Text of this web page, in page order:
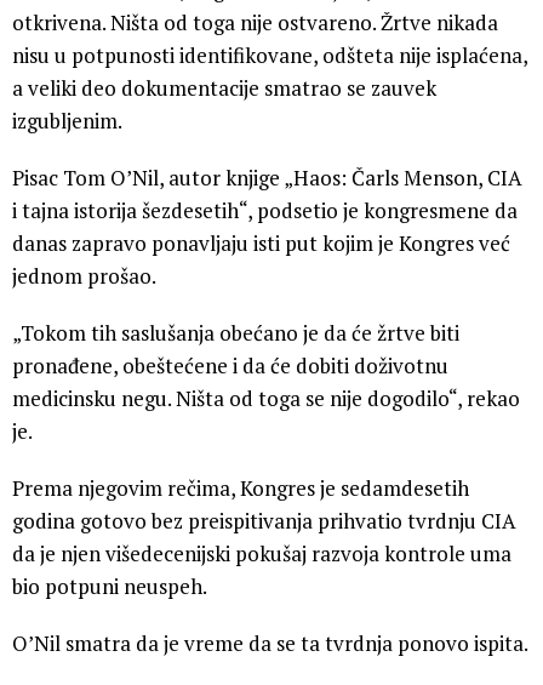
otkrivena. Ništa od toga nije ostvareno. Žrtve nikada
nisu u potpunosti identifikovane, odšteta nije isplaćena,
a veliki deo dokumentacije smatrao se zauvek
izgubljenim.
Pisac Tom O’Nil, autor knjige „Haos: Čarls Menson, CIA
i tajna istorija šezdesetih“, podsetio je kongresmene da
danas zapravo ponavljaju isti put kojim je Kongres već
jednom prošao.
„Tokom tih saslušanja obećano je da će žrtve biti
pronađene, obeštećene i da će dobiti doživotnu
medicinsku negu. Ništa od toga se nije dogodilo“, rekao
je.
Prema njegovim rečima, Kongres je sedamdesetih
godina gotovo bez preispitivanja prihvatio tvrdnju CIA
da je njen višedecenijski pokušaj razvoja kontrole uma
bio potpuni neuspeh.
O’Nil smatra da je vreme da se ta tvrdnja ponovo ispita.